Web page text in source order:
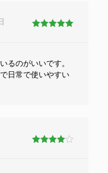
るのがいいです。
日常で使いやすい